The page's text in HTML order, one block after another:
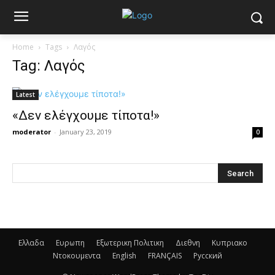
Home Tags Λαγός
Tag: Λαγός
Latest
«Δεν ελέγχουμε τίποτα!»
moderator - January 23, 2019 0
Ελλαδα Ευρωπη Εξωτερικη Πολιτικη Διεθνη
Κυπριακο
Ντοκουμεντα
English FRANÇAIS Русский